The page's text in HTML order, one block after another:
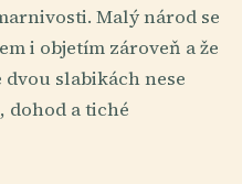
Malý národ se
i objetím zároveň a že
dvou slabikách nese
dohod a tiché